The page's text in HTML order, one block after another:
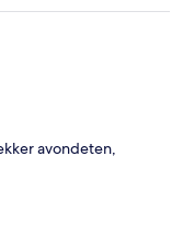
avondeten,